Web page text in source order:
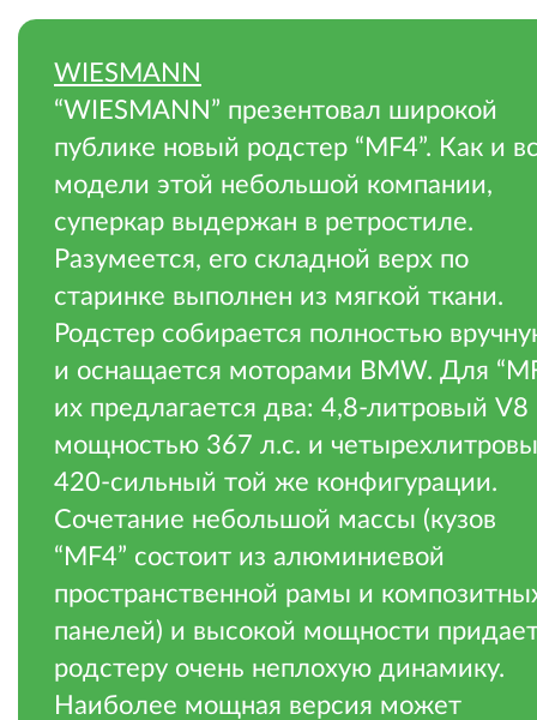
WIESMANN
“WIESMANN” презентовал широкой
публике новый родстер “MF4”. Как и
модели этой небольшой компании,
суперкар выдержан в ретростиле.
Разумеется, его складной верх по
старинке выполнен из мягкой ткани.
Родстер собирается полностью
и оснащается моторами BMW. Для
их предлагается два: 4,8-литровый V8
мощностью 367 л.с. и
420-сильный той же конфигурации.
Сочетание небольшой массы (кузов
“MF4” состоит из алюминиевой
пространственной рамы и
панелей) и высокой мощности
родстеру очень неплохую динамику.
Наиболее мощная версия может